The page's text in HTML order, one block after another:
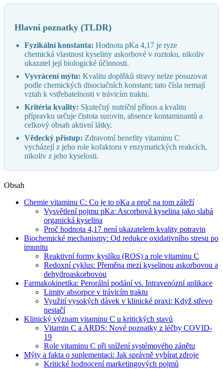
Hlavní poznatky (TLDR)
Fyzikální konstanta: Hodnota pKa 4,17 je ryze
chemická vlastnost kyseliny askorbové v roztoku, nikoliv
ukazatel její biologické účinnosti.
Vyvrácení mýtu: Kvalitu doplňků stravy nelze posuzovat
podle chemických disociačních konstant; tato čísla nemají
vztah k vstřebatelnosti v trávicím traktu.
Kritéria kvality: Skutečný nutriční přínos a kvalitu
přípravku určuje čistota surovin, absence kontaminantů a
celkový obsah aktivní látky.
Vědecký přístup: Zdravotní benefity vitaminu C
vycházejí z jeho role kofaktoru v enzymatických reakcích,
nikoliv z jeho kyselosti.
Obsah
Chemie vitaminu C: Co je to pKa a proč na tom záleží
Vysvětlení pojmu pKa: Ascorbová kyselina jako slabá
organická kyselina
Proč hodnota 4,17 není ukazatelem kvality potravin
Biochemické mechanismy: Od redukce oxidativního stresu po
imunitu
Reaktivní formy kyslíku (ROS) a role vitaminu C
Redoxní cyklus: Přeměna mezi kyselinou askorbovou a
dehydroaskorbovou
Farmakokinetika: Perorální podání vs. Intravenózní aplikace
Limity absorpce v trávicím traktu
Využití vysokých dávek v klinické praxi: Když střevo
nestačí
Klinický význam vitaminu C u kritických stavů
Vitamin C a ARDS: Nové poznatky z léčby COVID-
19
Role vitaminu C při snížení systémového zánětu
Mýty a fakta o suplementaci: Jak správně vybírat zdroje
Kritické hodnocení marketingových pojmů